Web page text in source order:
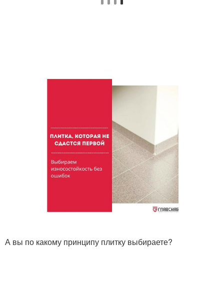
А вы по какому принципу плитку выбираете?